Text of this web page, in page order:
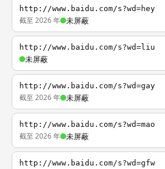
http://www.baidu.com/s?wd=hey
截至 2026 年 未屏蔽
http://www.baidu.com/s?wd=liu
未屏蔽
http://www.baidu.com/s?wd=gay
截至 2026 年 未屏蔽
http://www.baidu.com/s?wd=mao
截至 2026 年 未屏蔽
http://www.baidu.com/s?wd=gfw